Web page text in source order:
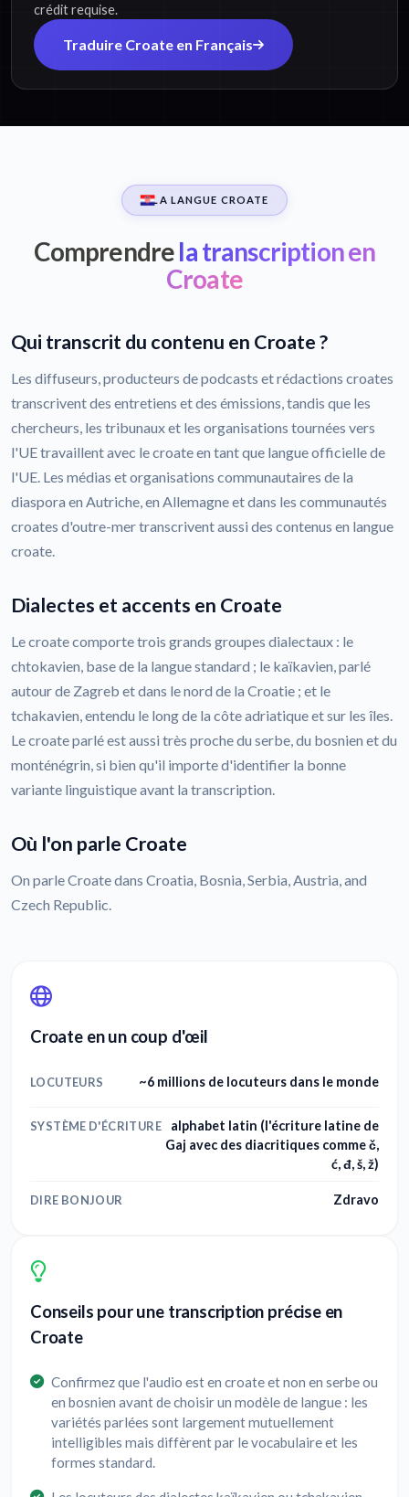
crédit requise.
Traduire Croate en Français
LA LANGUE CROATE
Comprendrela transcription en
Croate
Qui transcrit du contenu en Croate ?
Les diffuseurs, producteurs de podcasts et rédactions croates
transcrivent des entretiens et des émissions, tandis que les
chercheurs, les tribunaux et les organisations tournées vers
l'UE travaillent avec le croate en tant que langue officielle de
l'UE. Les médias et organisations communautaires de la
diaspora en Autriche, en Allemagne et dans les communautés
croates d'outre-mer transcrivent aussi des contenus en langue
croate.
Dialectes et accents en Croate
Le croate comporte trois grands groupes dialectaux : le
chtokavien, base de la langue standard ; le kaïkavien, parlé
autour de Zagreb et dans le nord de la Croatie ; et le
tchakavien, entendu le long de la côte adriatique et sur les îles.
Le croate parlé est aussi très proche du serbe, du bosnien et du
monténégrin, si bien qu'il importe d'identifier la bonne
variante linguistique avant la transcription.
Où l'on parle Croate
On parle Croate dans Croatia, Bosnia, Serbia, Austria, and
Czech Republic.
Croate en un coup d'œil
LOCUTEURS ~6 millions de locuteurs dans le monde
SYSTÈME D'ÉCRITURE
alphabet latin (l'écriture latine de
Gaj avec des diacritiques comme č,
ć, đ, š, ž)
DIRE BONJOUR Zdravo
Conseils pour une transcription précise en
Croate
Confirmez que l'audio est en croate et non en serbe ou
en bosnien avant de choisir un modèle de langue : les
variétés parlées sont largement mutuellement
intelligibles mais diffèrent par le vocabulaire et les
formes standard.